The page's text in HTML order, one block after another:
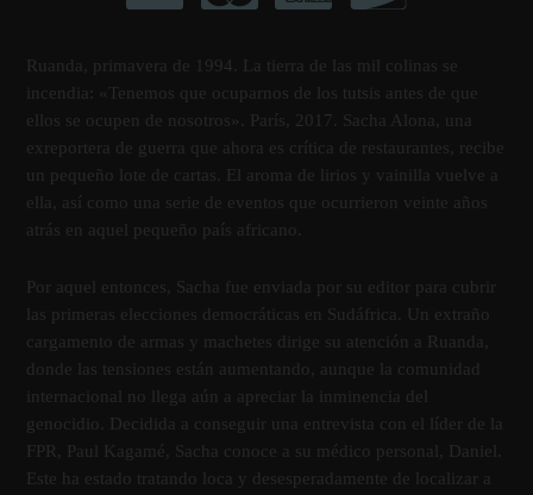
cantidad
Ruanda, primavera de 1994. La tierra de las mil colinas se
incendia: «Tenemos que ocuparnos de los tutsis antes de que
ellos se ocupen de nosotros». Parí­s, 2017. Sacha Alona, una
exreportera de guerra que ahora es crí­tica de restaurantes, recibe
un pequeño lote de cartas. El aroma de lirios y vainilla vuelve a
ella, así­ como una serie de eventos que ocurrieron veinte años
atrás en aquel pequeño paí­s africano.
Por aquel entonces, Sacha fue enviada por su editor para cubrir
las primeras elecciones democráticas en Sudáfrica. Un extraño
cargamento de armas y machetes dirige su atención a Ruanda,
donde las tensiones están aumentando, aunque la comunidad
internacional no llega aún a apreciar la inminencia del
genocidio. Decidida a conseguir una entrevista con el lí­der de la
FPR, Paul Kagamé, Sacha conoce a su médico personal, Daniel.
Este ha estado tratando loca y desesperadamente de localizar a